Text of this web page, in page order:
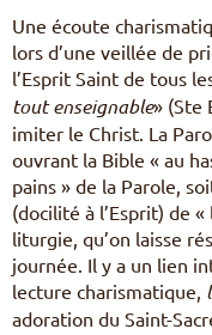
Une écoute
lors d’une veillée de
l’Esprit Saint de tous
tout enseignable» (Ste
imiter le Christ. La
ouvrant la Bible « au
pains » de la Parole,
(docilité à l’Esprit) de
liturgie, qu’on laisse
journée. Il y a un lien
lecture charismatique,
adoration du Saint-